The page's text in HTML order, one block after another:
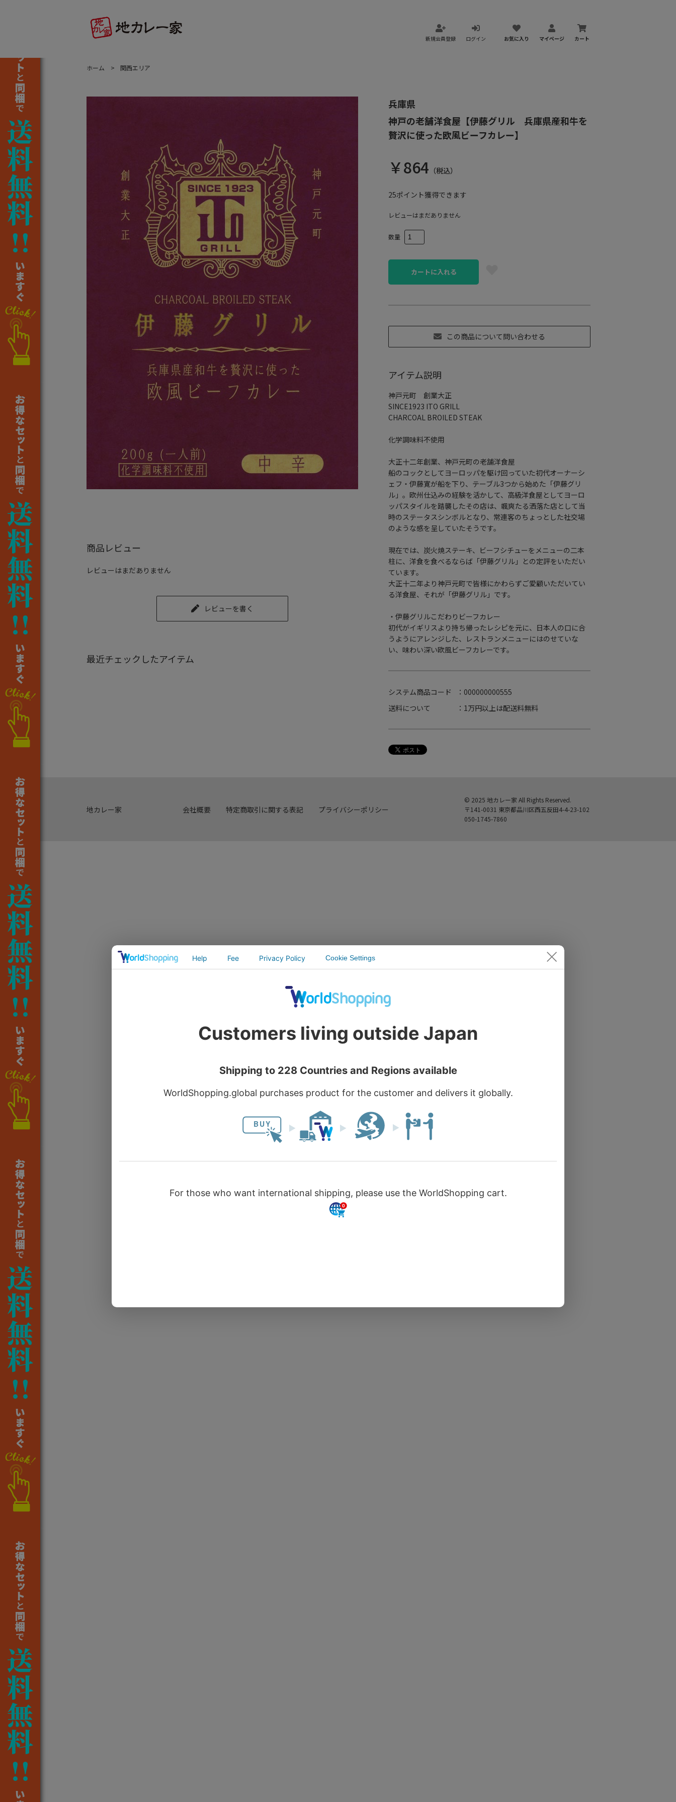
新規会員登録 ログイン お気に入り マイページ カート
ホーム 関西エリア
兵庫県
神戸の老舗洋食屋【伊藤グリル 兵庫県産和牛を
贅沢に使った欧風ビーフカレー】
￥864 （税込）
25ポイント獲得できます
レビューはまだありません
数量
カートに入れる
この商品について問い合わせる
アイテム説明
神戸元町 創業大正
SINCE1923 ITO GRILL
CHARCOAL BROILED STEAK
化学調味料不使用
大正十二年創業、神戸元町の老舗洋食屋
船のコックとしてヨーロッパを駆け回っていた初代オーナーシ
ェフ・伊藤寛が船を下り、テーブル3つから始めた「伊藤グリ
ル」。欧州仕込みの経験を活かして、高級洋食屋としてヨーロ
ッパスタイルを踏襲したその店は、颯爽たる洒落た店として当
時のステータスシンボルとなり、常連客のちょっとした社交場
のような感を呈していたそうです。
現在では、炭火焼ステーキ、ビーフシチューをメニューの二本
柱に、洋食を食べるならば「伊藤グリル」との定評をいただい
ています。
大正十二年より神戸元町で皆様にかわらずご愛顧いただいてい
る洋食屋、それが「伊藤グリル」です。
・伊藤グリルこだわりビーフカレー
初代がイギリスより持ち帰ったレシピを元に、日本人の口に合
うようにアレンジした、レストランメニューにはのせていな
い、味わい深い欧風ビーフカレーです。
システム商品コード
：000000000555
送料について
：1万円以上は配送料無料
商品レビュー
レビューはまだありません
レビューを書く
最近チェックしたアイテム
地カレー家 会社概要 特定商取引に関する表記 プライバシーポリシー
© 2025 地カレー家 All Rights Reserved.
〒141-0031 東京都品川区西五反田4-4-23-102
050-1745-7860